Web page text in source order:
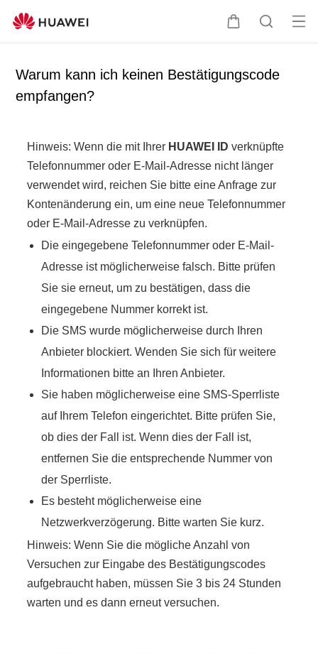
W
e
r
b
S
h
Me
Warum kann ich keinen Bestätigungscode
empfangen?
Hinweis: Wenn die mit Ihrer HUAWEI ID verknüpfte
Telefonnummer oder E-Mail-Adresse nicht länger
verwendet wird, reichen Sie bitte eine Anfrage zur
Kontenänderung ein, um eine neue Telefonnummer
oder E-Mail-Adresse zu verknüpfen.
Die eingegebene Telefonnummer oder E-Mail-
Adresse ist möglicherweise falsch. Bitte prüfen
Sie sie erneut, um zu bestätigen, dass die
eingegebene Nummer korrekt ist.
Die SMS wurde möglicherweise durch Ihren
Anbieter blockiert. Wenden Sie sich für weitere
Informationen bitte an Ihren Anbieter.
Sie haben möglicherweise eine SMS-Sperrliste
auf Ihrem Telefon eingerichtet. Bitte prüfen Sie,
ob dies der Fall ist. Wenn dies der Fall ist,
entfernen Sie die entsprechende Nummer von
der Sperrliste.
Es besteht möglicherweise eine
Netzwerkverzögerung. Bitte warten Sie kurz.
Hinweis: Wenn Sie die mögliche Anzahl von
Versuchen zur Eingabe des Bestätigungscodes
aufgebraucht haben, müssen Sie 3 bis 24 Stunden
warten und es dann erneut versuchen.